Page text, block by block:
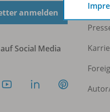
anmelden
Social Media
Über